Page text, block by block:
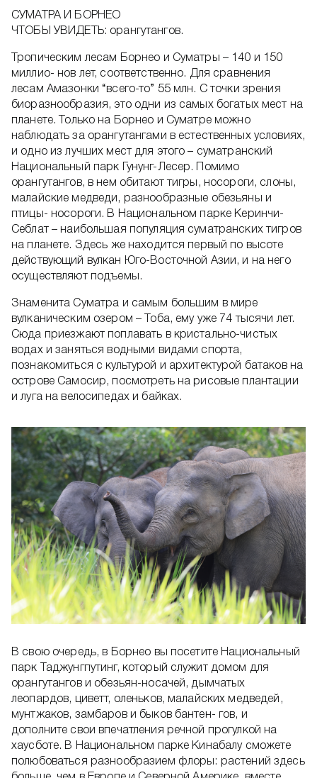
СУМАТРА И БОРНЕО
ЧТОБЫ УВИДЕТЬ: орангутангов.
Тропическим лесам Борнео и Суматры – 140 и 150
миллио- нов лет, соответственно. Для сравнения
лесам Амазонки “всего-то” 55 млн. С точки зрения
биоразнообразия, это одни из самых богатых мест на
планете. Только на Борнео и Суматре можно
наблюдать за орангутангами в естественных условиях,
и одно из лучших мест для этого – суматранский
Национальный парк Гунунг-Лесер. Помимо
орангутангов, в нем обитают тигры, носороги, слоны,
малайские медведи, разнообразные обезьяны и
птицы- носороги. В Национальном парке Керинчи-
Себлат – наибольшая популяция суматранских тигров
на планете. Здесь же находится первый по высоте
действующий вулкан Юго-Восточной Азии, и на него
осуществляют подъемы.
Знаменита Суматра и самым большим в мире
вулканическим озером – Тоба, ему уже 74 тысячи лет.
Сюда приезжают поплавать в кристально-чистых
водах и заняться водными видами спорта,
познакомиться с культурой и архитектурой батаков на
острове Самосир, посмотреть на рисовые плантации
и луга на велосипедах и байках.
В свою очередь, в Борнео вы посетите Национальный
парк Таджунгпутинг, который служит домом для
орангутангов и обезьян-носачей, дымчатых
леопардов, циветт, оленьков, малайских медведей,
мунтжаков, замбаров и быков бантен- гов, и
дополните свои впечатления речной прогулкой на
хаусботе. В Национальном парке Кинабалу сможете
полюбоваться разнообразием флоры: растений здесь